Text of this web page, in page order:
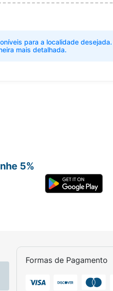
para a localidade
mais detalhada.
Formas de Pagamento
5%